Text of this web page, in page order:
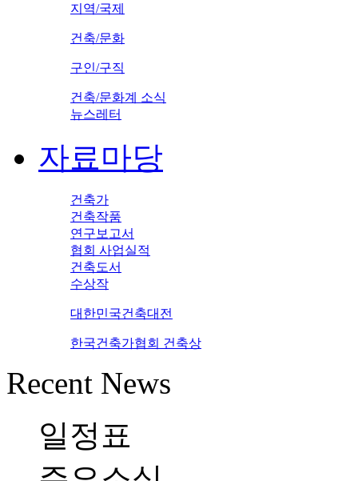
지역/국제
건축/문화
구인/구직
건축/문화계 소식
뉴스레터
자료마당
건축가
건축작품
연구보고서
협회 사업실적
건축도서
수상작
대한민국건축대전
한국건축가협회 건축상
Recent News
일정표